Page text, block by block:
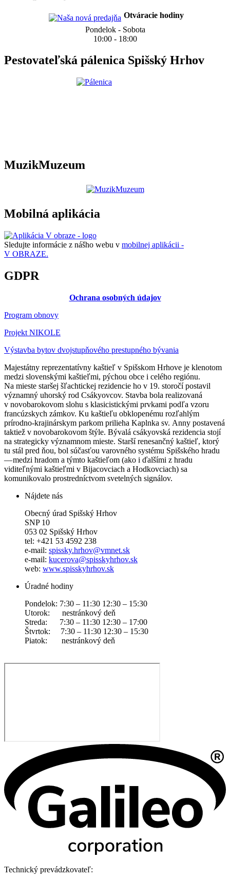
Otváracie hodiny
Pondelok - Sobota
10:00 - 18:00
Pestovateľská pálenica Spišský Hrhov
MuzikMuzeum
Mobilná aplikácia
Sledujte informácie z nášho webu v mobilnej aplikácii -
V OBRAZE.
GDPR
Ochrana osobných údajov
Program obnovy
Projekt NIKOLE
Výstavba bytov dvojstupňového prestupného bývania
Majestátny reprezentatívny kaštieľ v Spišskom Hrhove je klenotom
medzi slovenskými kaštieľmi, pýchou obce i celého regiónu.
Na mieste staršej šľachtickej rezidencie ho v 19. storočí postavil
významný uhorský rod Csákyovcov. Stavba bola realizovaná
v novobarokovom slohu s klasicistickými prvkami podľa vzoru
francúzskych zámkov. Ku kaštieľu obklopenému rozľahlým
prírodno-krajinárskym parkom prilieha Kaplnka sv. Anny postavená
taktiež v novobarokovom štýle. Bývalá csákyovská rezidencia stojí
na strategicky významnom mieste. Starší renesančný kaštieľ, ktorý
tu stál pred ňou, bol súčasťou varovného systému Spišského hradu
— medzi hradom a týmto kaštieľom (ako i ďalšími z hradu
viditeľnými kaštieľmi v Bijacovciach a Hodkovciach) sa
komunikovalo prostredníctvom svetelných signálov.
Nájdete nás
Obecný úrad Spišský Hrhov
SNP 10
053 02 Spišský Hrhov
tel: +421 53 4592 238
e-mail: spissky.hrhov@vmnet.sk
e-mail: kucerova@spisskyhrhov.sk
web: www.spisskyhrhov.sk
Úradné hodiny
Pondelok: 7:30 – 11:30 12:30 – 15:30
Utorok: nestránkový deň
Streda: 7:30 – 11:30 12:30 – 17:00
Štvrtok: 7:30 – 11:30 12:30 – 15:30
Piatok: nestránkový deň
Technický prevádzkovateľ: